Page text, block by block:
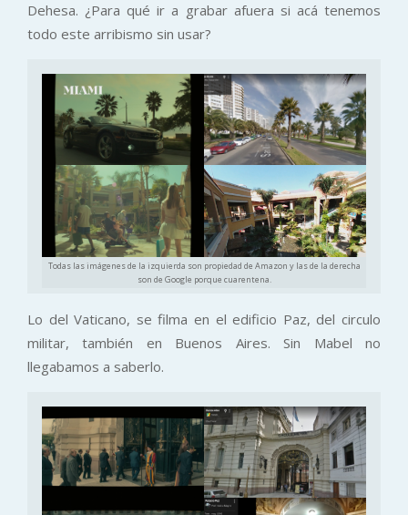
Dehesa. ¿Para qué ir a grabar afuera si acá tenemos
todo este arribismo sin usar?
Todas las imágenes de la izquierda son propiedad de Amazon y las de la derecha
son de Google porque cuarentena.
Lo del Vaticano, se filma en el edificio Paz, del circulo
militar, también en Buenos Aires. Sin Mabel no
llegabamos a saberlo.